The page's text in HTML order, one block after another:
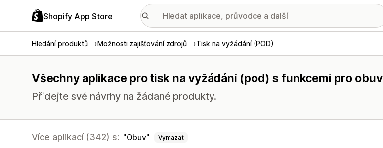
Shopify App Store
Hledání produktů Možnosti zajišťování zdrojů Tisk na vyžádání (POD)
Všechny aplikace pro tisk na vyžádání (pod) s funkcemi pro obuv
Přidejte své návrhy na žádané produkty.
Více aplikací (342) s: Obuv Vymazat